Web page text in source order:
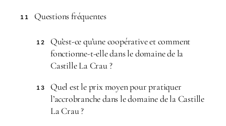
11 Questions fréquentes
12
Qu’est-ce qu’une coopérative et comment
fonctionne-t-elle dans le domaine de la
Castille La Crau ?
13
Quel est le prix moyen pour pratiquer
l’accrobranche dans le domaine de la Castille
La Crau ?